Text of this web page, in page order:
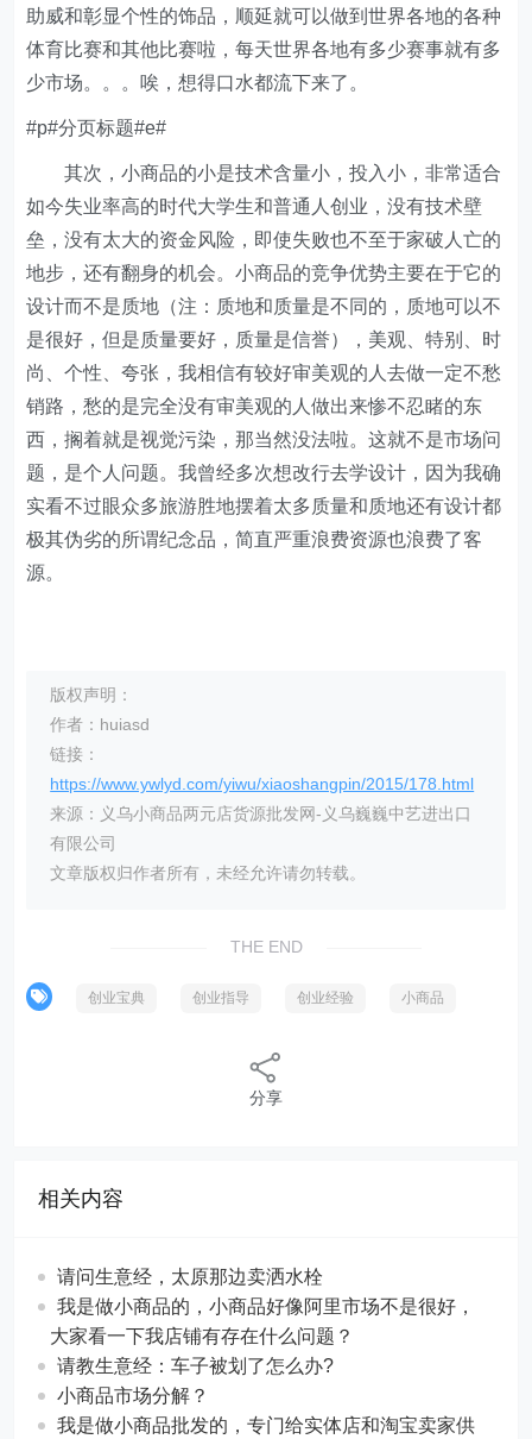
助威和彰显个性的饰品，顺延就可以做到世界各地的各种
体育比赛和其他比赛啦，每天世界各地有多少赛事就有多
少市场。。。唉，想得口水都流下来了。
#p#分页标题#e#
其次，小商品的小是技术含量小，投入小，非常适合
如今失业率高的时代大学生和普通人创业，没有技术壁
垒，没有太大的资金风险，即使失败也不至于家破人亡的
地步，还有翻身的机会。小商品的竞争优势主要在于它的
设计而不是质地（注：质地和质量是不同的，质地可以不
是很好，但是质量要好，质量是信誉），美观、特别、时
尚、个性、夸张，我相信有较好审美观的人去做一定不愁
销路，愁的是完全没有审美观的人做出来惨不忍睹的东
西，搁着就是视觉污染，那当然没法啦。这就不是市场问
题，是个人问题。我曾经多次想改行去学设计，因为我确
实看不过眼众多旅游胜地摆着太多质量和质地还有设计都
极其伪劣的所谓纪念品，简直严重浪费资源也浪费了客
源。
版权声明：
作者：huiasd
链接：
https://www.ywlyd.com/yiwu/xiaoshangpin/2015/178.html
来源：义乌小商品两元店货源批发网-义乌巍巍中艺进出口
有限公司
文章版权归作者所有，未经允许请勿转载。
THE END
创业宝典 创业指导 创业经验 小商品
分享
相关内容
请问生意经，太原那边卖洒水栓
我是做小商品的，小商品好像阿里市场不是很好，
大家看一下我店铺有存在什么问题？
请教生意经：车子被划了怎么办?
小商品市场分解？
我是做小商品批发的，专门给实体店和淘宝卖家供